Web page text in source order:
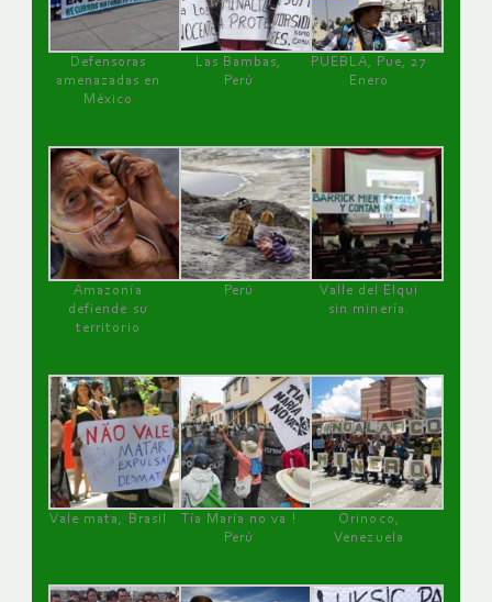
Defensoras
amenazadas en
México
Las Bambas,
Perú
PUEBLA, Pue, 27
Enero
Amazonía
defiende su
territorio
Perú
Valle del Elqui
sin minería.
Vale mata, Brasil
Tía María no va !
Perú
Orinoco,
Venezuela